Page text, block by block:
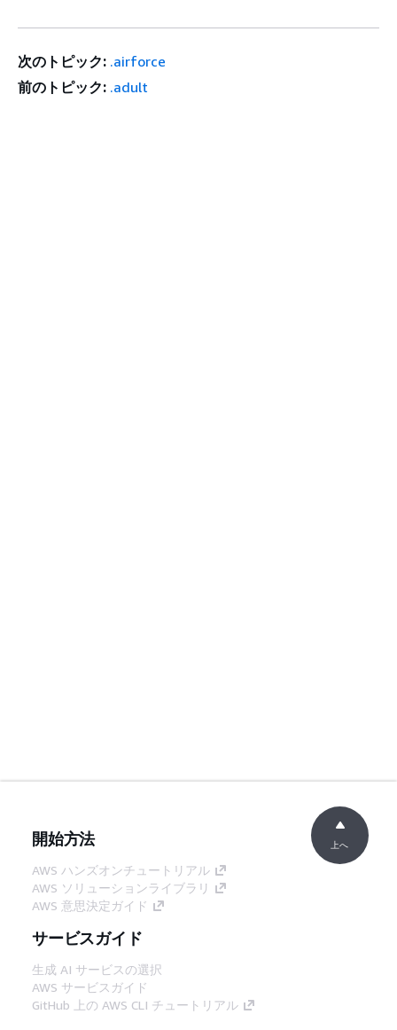
次のトピック: .airforce
前のトピック: .adult
開始方法
AWS ハンズオンチュートリアル
AWS ソリューションライブラリ
AWS 意思決定ガイド
サービスガイド
生成 AI サービスの選択
AWS サービスガイド
GitHub 上の AWS CLI チュートリアル
上へ